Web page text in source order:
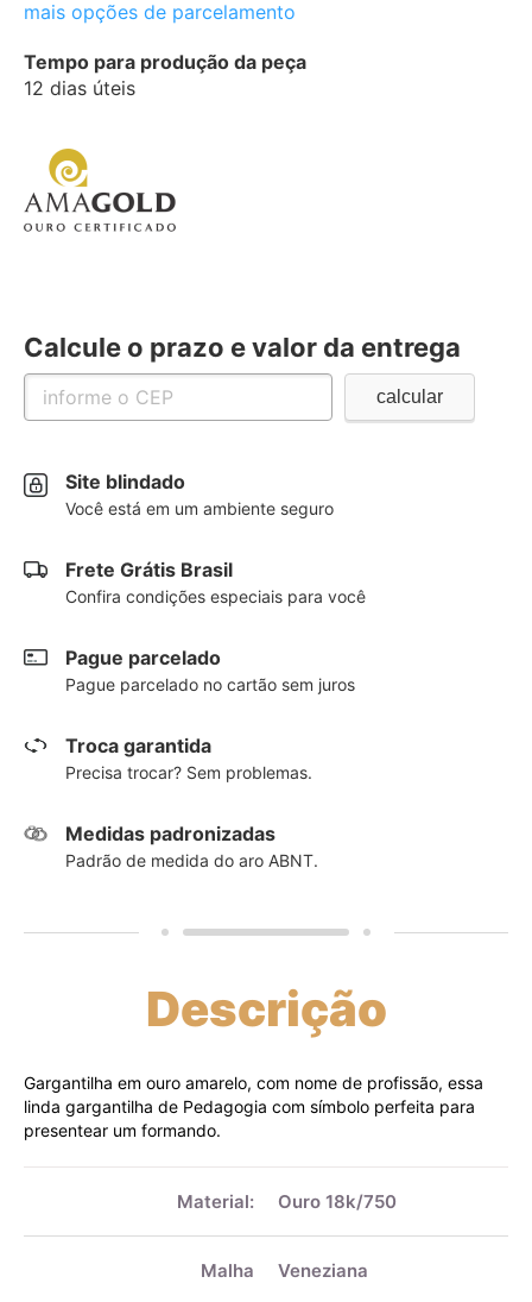
mais opções de parcelamento
Tempo para produção da peça
12 dias úteis
Calcule o prazo e valor da entrega
Site blindado
Você está em um ambiente seguro
Frete Grátis Brasil
Confira condições especiais para você
Pague parcelado
Pague parcelado no cartão sem juros
Troca garantida
Precisa trocar? Sem problemas.
Medidas padronizadas
Padrão de medida do aro ABNT.
Descrição
Gargantilha em ouro amarelo, com nome de profissão, essa
linda gargantilha de Pedagogia com símbolo perfeita para
presentear um formando.
Material: Ouro 18k/750
Malha Veneziana